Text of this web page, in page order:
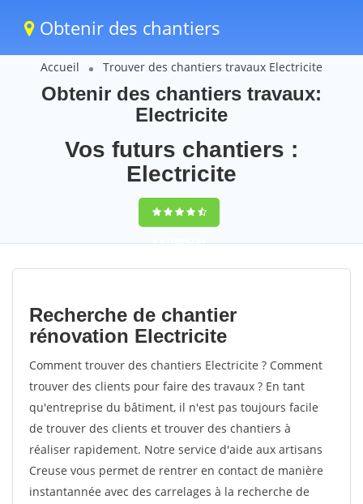
Obtenir des chantiers
Accueil Trouver des chantiers travaux Electricite
Obtenir des chantiers travaux:
Electricite
Vos futurs chantiers :
Electricite
9,5(100%)81
votes
Recherche de chantier
rénovation Electricite
Comment trouver des chantiers Electricite ? Comment
trouver des clients pour faire des travaux ? En tant
qu'entreprise du bâtiment, il n'est pas toujours facile
de trouver des clients et trouver des chantiers à
réaliser rapidement. Notre service d'aide aux artisans
Creuse vous permet de rentrer en contact de manière
instantannée avec des carrelages à la recherche de